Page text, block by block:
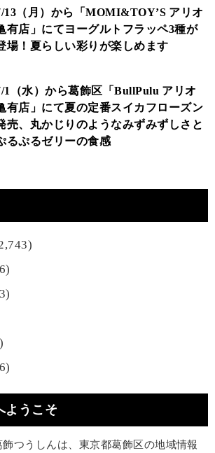
13（月）から「MOMI&TOY’S アリオ
有店」にてヨーグルトフラッペ3種が
場！夏らしい彩りが楽しめます
1（水）から葛飾区「BullPulu アリオ
有店」にて夏の定番スイカフローズン
売、丸かじりのようなみずみずしさと
るぷるゼリーの食感
ようこそ
飾つうしんは、東京都葛飾区の地域情報